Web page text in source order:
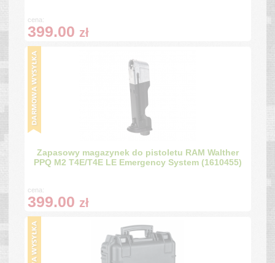
cena:
399.00 zł
Zapasowy magazynek do pistoletu RAM Walther
PPQ M2 T4E/T4E LE Emergency System (1610455)
cena:
399.00 zł